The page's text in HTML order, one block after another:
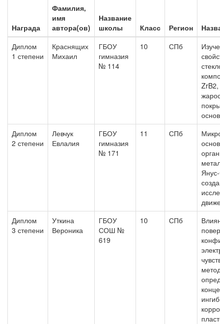
Награда
Фамилия,
имя
автора(ов)
Название
школы
Класс Регион
Диплом
1 степени
Краснящих
Михаил
ГБОУ
гимназия
№ 114
10 СПб
ZrB2,
Диплом
2 степени
Левчук
Евлалия
ГБОУ
гимназия
№ 171
11 СПб
Диплом
3 степени
Уткина
Вероника
ГБОУ
СОШ №
619
10 СПб